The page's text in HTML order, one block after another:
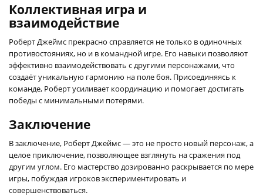
Коллективная игра и
взаимодействие
Роберт Джеймс прекрасно справляется не только в одиночных
противостояниях, но и в командной игре. Его навыки позволяют
эффективно взаимодействовать с другими персонажами, что
создаёт уникальную гармонию на поле боя. Присоединяясь к
команде, Роберт усиливает координацию и помогает достигать
победы с минимальными потерями.
Заключение
В заключение, Роберт Джеймс — это не просто новый персонаж, а
целое приключение, позволяющее взглянуть на сражения под
другим углом. Его мастерство дозированно раскрывается по мере
игры, побуждая игроков экспериментировать и
совершенствоваться.